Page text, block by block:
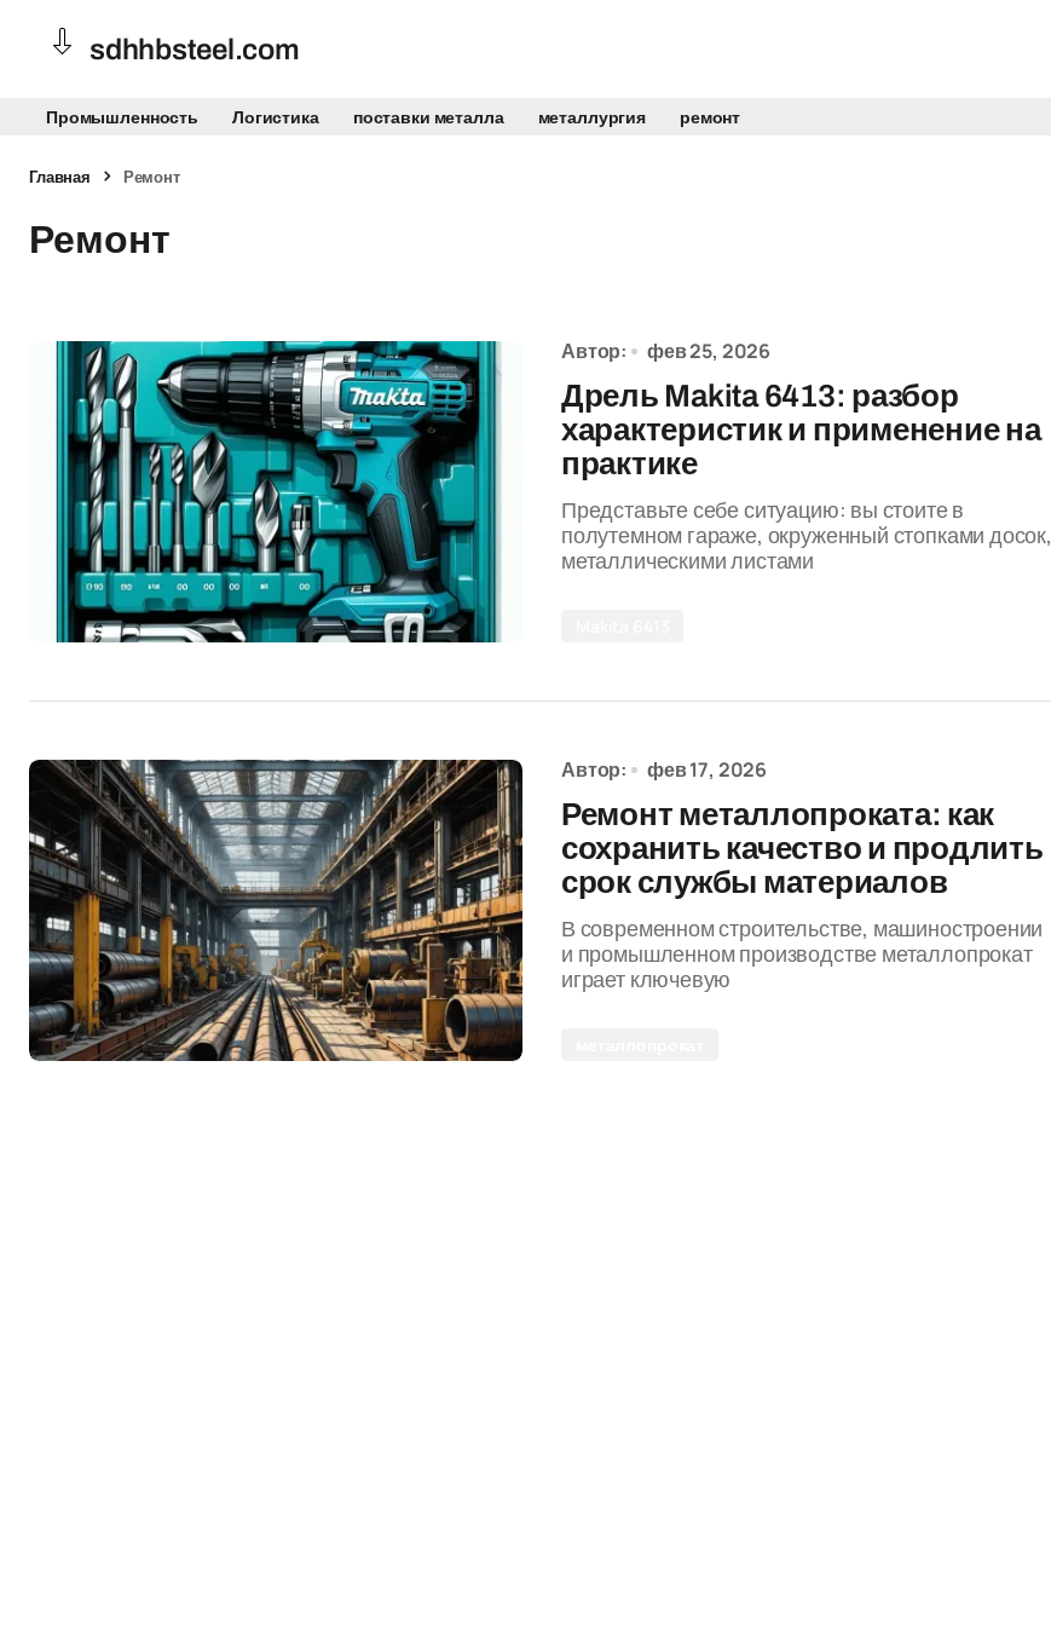
sdhhbsteel.com
Промышленность Логистика поставки металла металлургия ремонт
Главная Ремонт
Ремонт
Автор: фев 25, 2026
Дрель Makita 6413: разбор
характеристик и применение на
практике
Представьте себе ситуацию: вы стоите в
полутемном гараже, окруженный стопками досок,
металлическими листами
Автор: фев 17, 2026
Ремонт металлопроката: как
сохранить качество и продлить
срок службы материалов
В современном строительстве, машиностроении
и промышленном производстве металлопрокат
играет ключевую